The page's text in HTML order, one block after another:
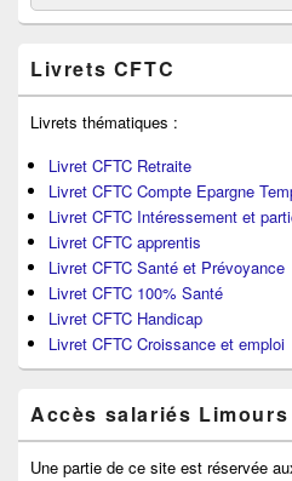
Livrets CFTC
Livrets thématiques :
Livret CFTC Retraite
Livret CFTC Compte Epargne
Livret CFTC Intéressement et
Livret CFTC apprentis
Livret CFTC Santé et Prévoyance
Livret CFTC 100% Santé
Livret CFTC Handicap
Livret CFTC Croissance et emploi
Accès salariés Limours
Une partie de ce site est réservée